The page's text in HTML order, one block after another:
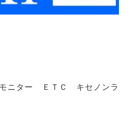
ニター ＥＴＣ キセノンラ